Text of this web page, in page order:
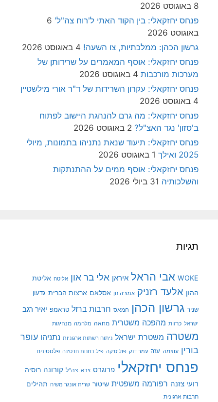
8 באוגוסט 2026
פנחס יחזקאלי: בין הקוד האתי ל'רוח צה"ל' 6
באוגוסט 2026
גרשון הכהן: ממלכתיות, צו השעה! 4 באוגוסט 2026
פנחס יחזקאלי: אוסף המאמרים על שרידותן של
מערכות מורכבות 4 באוגוסט 2026
פנחס יחזקאלי: עקרון השרידות של ד"ר אורי מילשטיין
4 באוגוסט 2026
פנחס יחזקאלי: מה גרם להנהגת היישוב לפתוח
ב'סזון' נגד האצ"ל? 2 באוגוסט 2026
פנחס יחזקאלי: תיעוד שנאת נתניהו בתמונות, מיולי
2025 ואילך
1 באוגוסט 2026
פנחס יחזקאלי: אוסף ממים על ההתנתקות
והשלכותיה 31 ביולי 2026
תגיות
WOKE אבי הראל איראן אלי בר און אליטה אליטת
ההון אלעד רזניק אמציה חן אסלאם ארצות הברית גדעון
שניר גרשון הכהן חמאס חרבות ברזל טראמפ יאיר רגב
ישראל כרזות מהפכה משטרית מחאה מלחמה מנהיגות
משטרה משטרת ישראל ניתוח רשתות ארגוניות נתניהו עופר
בורין עוצמה עזה עמר דנק פוליטיקה פיל בחנות חרסינה פלסטינים
פנחס יחזקאלי פרוגרס צבא צה"ל קורונה רוסיה
רועי צזנה רפורמה משפטית שיטור שרית אונגר משיח תהילים
תרבות ארגונית